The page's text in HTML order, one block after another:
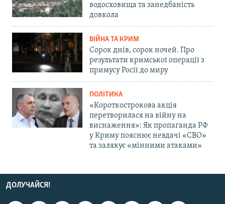
водосховища та занедбаність
довкола
ВІЙНА ТА КРИМ
Сорок днів, сорок ночей. Про
результати кримської операції з
примусу Росії до миру
ПОЛІТИКА
«Короткострокова акція
перетворилася на війну на
виснаження»: Як пропаганда РФ
у Криму пояснює невдачі «СВО»
та залякує «мінними атаками»
ДОЛУЧАЙСЯ!